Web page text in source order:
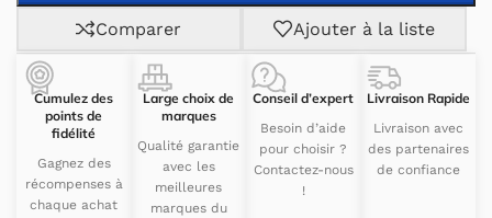
Comparer Ajouter à la liste
Cumulez des
points de
fidélité
Gagnez des
récompenses à
chaque achat
Large choix de
marques
Qualité garantie
avec les
meilleures
marques du
Conseil d’expert
Besoin d’aide
pour choisir ?
Contactez-nous
!
Livraison Rapide
Livraison avec
des partenaires
de confiance